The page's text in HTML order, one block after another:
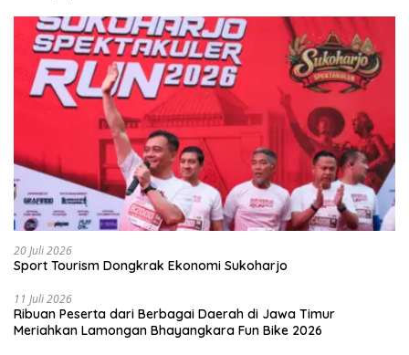
20 Juli 2026
Sport Tourism Dongkrak Ekonomi Sukoharjo
11 Juli 2026
Ribuan Peserta dari Berbagai Daerah di Jawa Timur
Meriahkan Lamongan Bhayangkara Fun Bike 2026